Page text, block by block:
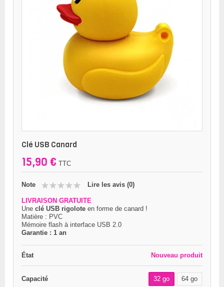
Clé USB Canard
15,90 € TTC
Note Lire les avis (0)
LIVRAISON GRATUITE
Une clé USB rigolote en forme de canard !
Matière : PVC
Mémoire flash à interface USB 2.0
Garantie : 1 an
État Nouveau produit
Capacité 32 go 64 go